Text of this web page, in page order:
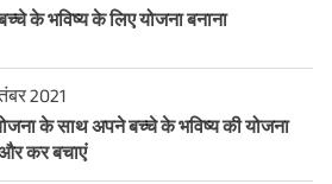
के भविष्य के लिए योजना बनाना
2021
के साथ अपने बच्चे के भविष्य की योजना
कर बचाएं